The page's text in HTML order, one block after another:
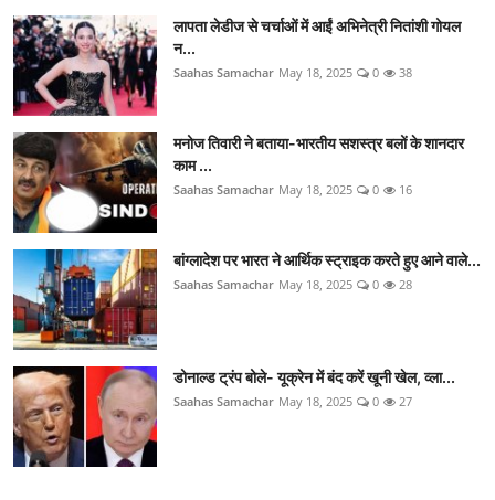
लापता लेडीज से चर्चाओं में आईं अभिनेत्री नितांशी गोयल
न...
Saahas Samachar May 18, 2025 0 38
मनोज तिवारी ने बताया-भारतीय सशस्त्र बलों के शानदार
काम ...
Saahas Samachar May 18, 2025 0 16
बांग्लादेश पर भारत ने आर्थिक स्ट्राइक करते हुए आने वाले...
Saahas Samachar May 18, 2025 0 28
डोनाल्ड ट्रंप बोले- यूक्रेन में बंद करें खूनी खेल, व्ला...
Saahas Samachar May 18, 2025 0 27